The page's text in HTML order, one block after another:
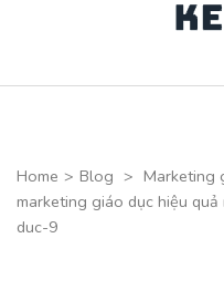
Home > Blog > Marketing
marketing giáo dục hiệu quả
duc-9